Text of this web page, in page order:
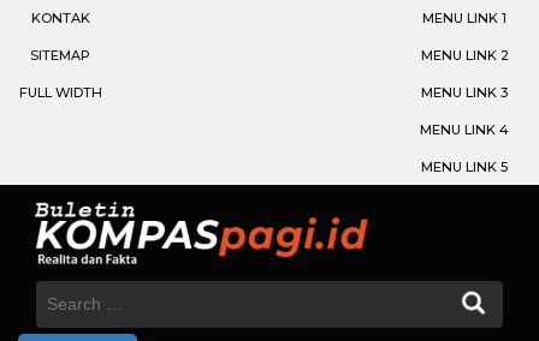
KONTAK
SITEMAP
FULL WIDTH
MENU LINK 1
MENU LINK 2
MENU LINK 3
MENU LINK 4
MENU LINK 5
Search